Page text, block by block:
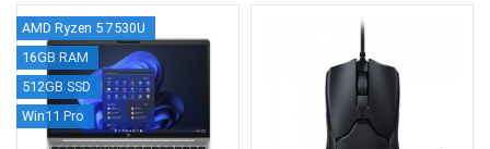
AMD Ryzen 5 7530U
16GB RAM
512GB SSD
Win11 Pro